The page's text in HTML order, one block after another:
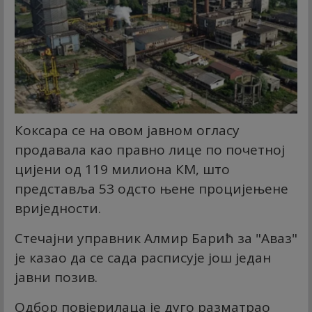
Коксара се на овом јавном огласу
продавала као правно лице по почетној
цијени од 119 милиона КМ, што
представља 53 одсто њене процијењене
вриједности.
Стечајни управник Алмир Барић за "Аваз"
је казао да се сада расписује још један
јавни позив.
Одбор повјерилаца је дуго разматрао